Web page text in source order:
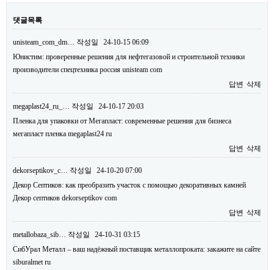
댓글목록
unisteam_com_dm… 작성일
24-10-15 06:09
Юнистим: проверенные решения для нефтегазовой и строительной техники
производители спецтехника россия unisteam com
답변 삭제
megaplast24_ru_… 작성일
24-10-17 20:03
Пленка для упаковки от Мегапласт: современные решения для бизнеса
мегапласт пленка megaplast24 ru
답변 삭제
dekorseptikov_c… 작성일
24-10-20 07:00
Декор Септиков: как преобразить участок с помощью декоративных камней
Декор септиков dekorseptikov com
답변 삭제
metallobaza_sib… 작성일
24-10-31 03:15
СибУрал Металл – ваш надёжный поставщик металлопроката: закажите на сайте
siburalmet ru